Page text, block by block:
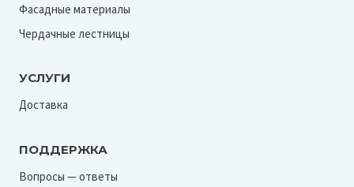
Фасадные материалы
Чердачные лестницы
УСЛУГИ
Доставка
ПОДДЕРЖКА
Вопросы — ответы